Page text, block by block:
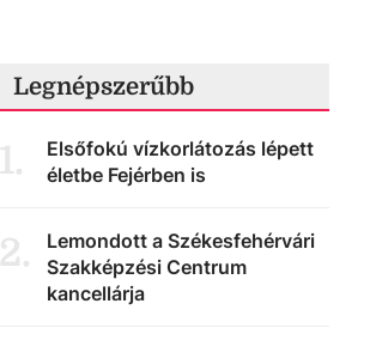
Legnépszerűbb
1.
Elsőfokú vízkorlátozás lépett
életbe Fejérben is
2.
Lemondott a Székesfehérvári
Szakképzési Centrum
kancellárja